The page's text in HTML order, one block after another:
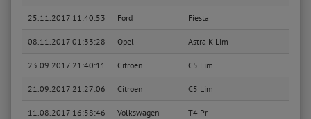
25.11.2017 11:40:53 Ford Fiesta
08.11.2017 01:33:28 Opel Astra K Lim
23.09.2017 21:40:11 Citroen C5 Lim
21.09.2017 21:27:06 Citroen C5 Lim
11.08.2017 16:58:46 Volkswagen T4 Pr